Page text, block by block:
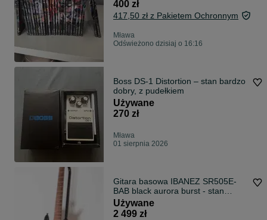
400 zł
417,50 zł z Pakietem Ochronnym
Mława
Odświeżono dzisiaj o 16:16
Boss DS-1 Distortion – stan bardzo
dobry, z pudełkiem
Używane
270 zł
Mława
01 sierpnia 2026
Gitara basowa IBANEZ SR505E-
BAB black aurora burst - stan
idealny
Używane
2 499 zł